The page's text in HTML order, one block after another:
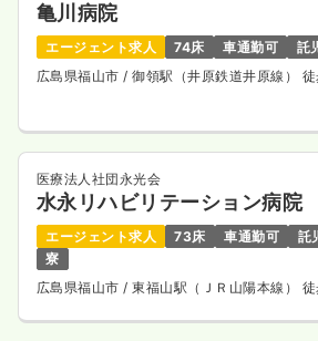
亀川病院
エージェント求人 74床 車通勤可
託
広島県福山市 / 御領駅（井原鉄道井原線）
医療法人社団永光会
水永リハビリテーション病院
エージェント求人 73床 車通勤可
託
寮
広島県福山市/ 東福山駅（ＪＲ山陽本線）